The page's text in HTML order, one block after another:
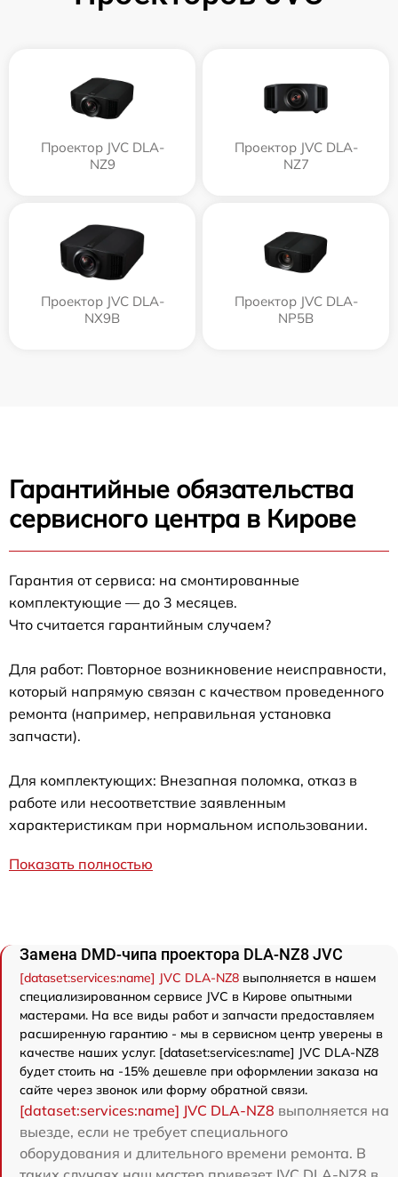
Проектор JVC DLA-
NZ9
Проектор JVC DLA-
NZ7
Проектор JVC DLA-
NX9B
Проектор JVC DLA-
NP5B
Гарантийные обязательства
сервисного центра в Кирове
Гарантия от сервиса: на смонтированные
комплектующие — до 3 месяцев.
Что считается гарантийным случаем?
Для работ: Повторное возникновение неисправности,
который напрямую связан с качеством проведенного
ремонта (например, неправильная установка
запчасти).
Для комплектующих: Внезапная поломка, отказ в
работе или несоответствие заявленным
характеристикам при нормальном использовании.
Показать полностью
Замена DMD-чипа проектора DLA-NZ8 JVC
[dataset:services:name] JVC DLA-NZ8 выполняется в нашем
специализированном сервисе JVC в Кирове опытными
мастерами. На все виды работ и запчасти предоставляем
расширенную гарантию - мы в сервисном центр уверены в
качестве наших услуг. [dataset:services:name] JVC DLA-NZ8
будет стоить на -15% дешевле при оформлении заказа на
сайте через звонок или форму обратной связи.
[dataset:services:name] JVC DLA-NZ8 выполняется на
выезде, если не требует специального
оборудования и длительного времени ремонта. В